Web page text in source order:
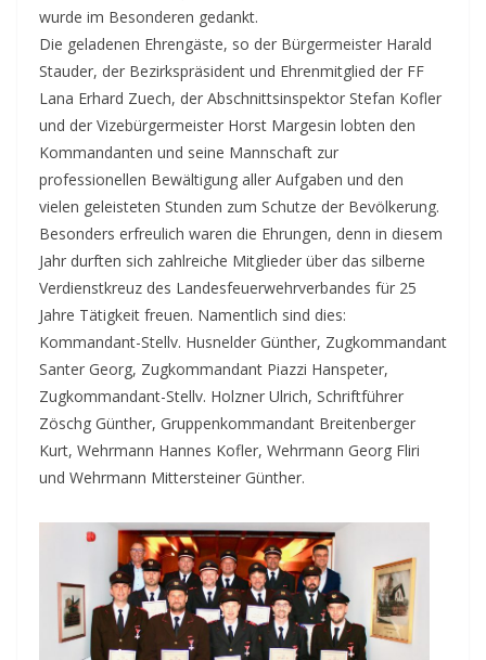
wurde im Besonderen gedankt.
Die geladenen Ehrengäste, so der Bürgermeister Harald
Stauder, der Bezirkspräsident und Ehrenmitglied der FF
Lana Erhard Zuech, der Abschnittsinspektor Stefan Kofler
und der Vizebürgermeister Horst Margesin lobten den
Kommandanten und seine Mannschaft zur
professionellen Bewältigung aller Aufgaben und den
vielen geleisteten Stunden zum Schutze der Bevölkerung.
Besonders erfreulich waren die Ehrungen, denn in diesem
Jahr durften sich zahlreiche Mitglieder über das silberne
Verdienstkreuz des Landesfeuerwehrverbandes für 25
Jahre Tätigkeit freuen. Namentlich sind dies:
Kommandant-Stellv. Husnelder Günther, Zugkommandant
Santer Georg, Zugkommandant Piazzi Hanspeter,
Zugkommandant-Stellv. Holzner Ulrich, Schriftführer
Zöschg Günther, Gruppenkommandant Breitenberger
Kurt, Wehrmann Hannes Kofler, Wehrmann Georg Fliri
und Wehrmann Mittersteiner Günther.